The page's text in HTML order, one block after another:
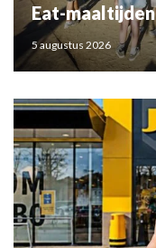
Eat-maaltijden
5 augustus 2026